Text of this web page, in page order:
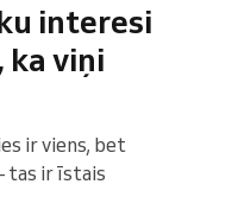
interesi
ka viņi
ir viens, bet
tas ir īstais